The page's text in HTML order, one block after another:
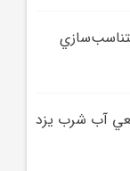
آب شرب يزد